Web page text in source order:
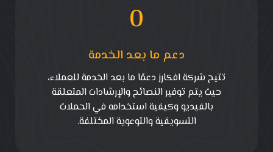
0
دعم ما بعد الخدمة
تتيح شركة افكارز دعمًا ما بعد الخدمة للعملاء،
حيث يتم توفير النصائح والإرشادات المتعلقة
بالفيديو وكيفية استخدامه في الحملات
التسويقية والتوعوية المختلفة.